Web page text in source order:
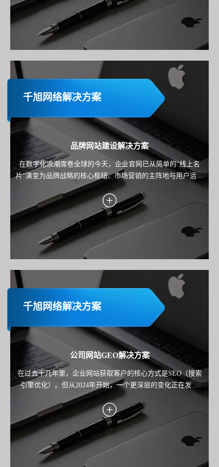
千旭网络解决方案
品牌网站建设解决方案
在数字化浪潮席卷全球的今天，企业官网已从简单的"线上名
片"演变为品牌战略的核心枢纽、市场营销的主阵地与用户运营
的关键载体。本方案旨在为企业规划并构建一个集品牌展示、
内容营销、线索转化与用户服务于一体的高端官方网站，确保
网站不仅是技术的产物，更是驱动业务增长的战略资产。
千旭网络解决方案
公司网站GEO解决方案
在过去十几年里，企业网站获取客户的核心方式是SEO（搜索
引擎优化）。但从2024年开始，一个更深层的变化正在发生
——用户不再只"搜索"，而是开始"询问AI"。 从 ChatGPT 到
Google Gemini，再到各类AI搜索产品，用户获取信息的路径正
在从"点击链接"，转向"直接获得答案"。 这也意味着： 企业网
站的竞争